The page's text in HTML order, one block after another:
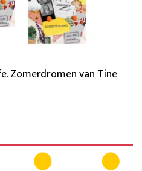
Zomerdromen van Tine